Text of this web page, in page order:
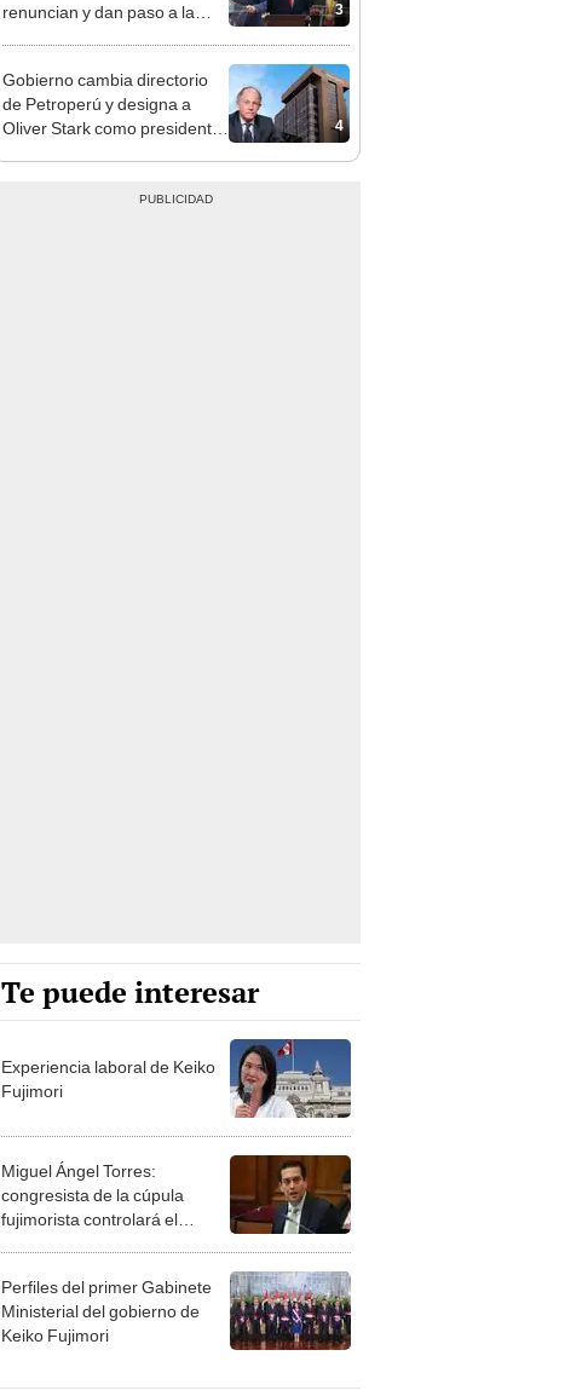
3
renuncian y dan paso a la
4
Gobierno cambia directorio
de Petroperú y designa a
Oliver Stark como presidente
Te puede interesar
Experiencia laboral de Keiko
Fujimori
Miguel Ángel Torres:
congresista de la cúpula
fujimorista controlará el
Perfiles del primer Gabinete
Ministerial del gobierno de
Keiko Fujimori